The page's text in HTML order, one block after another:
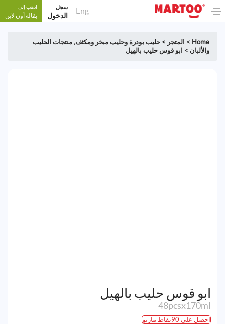
Eng سجَل
الدخول
اذهب إلى
بقالة أون لاين
Home
> المتجر > حليب بودرة وحليب مبخر ومكثف, منتجات الحليب
والألبان > ابو قوس حليب بالهيل
ابو قوس حليب بالهيل
48pcsx170ml
احصل على 90نقاط مارتو